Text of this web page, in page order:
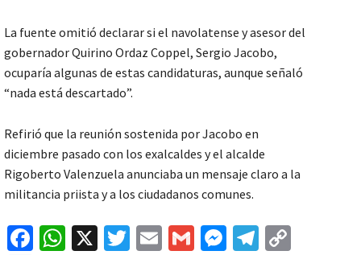
La fuente omitió declarar si el navolatense y asesor del
gobernador Quirino Ordaz Coppel, Sergio Jacobo,
ocuparía algunas de estas candidaturas, aunque señaló
“nada está descartado”.
Refirió que la reunión sostenida por Jacobo en
diciembre pasado con los exalcaldes y el alcalde
Rigoberto Valenzuela anunciaba un mensaje claro a la
militancia priista y a los ciudadanos comunes.
Fa W X
T
E
G
M Te